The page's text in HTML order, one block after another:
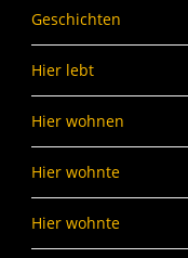
Geschichten
Hier lebt
Hier wohnen
Hier wohnte
Hier wohnte